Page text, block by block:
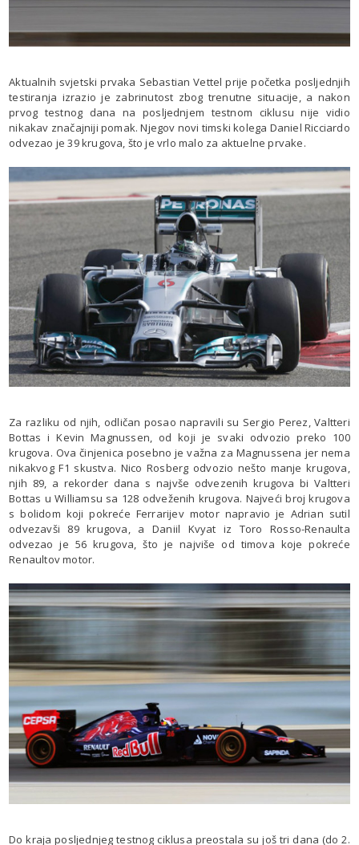
Aktualnih svjetski prvaka Sebastian Vettel prije početka posljednjih
testiranja izrazio je zabrinutost zbog trenutne situacije, a nakon
prvog testnog dana na posljednjem testnom ciklusu nije vidio
nikakav značajniji pomak. Njegov novi timski kolega Daniel Ricciardo
odvezao je 39 krugova, što je vrlo malo za aktuelne prvake.
Za razliku od njih, odličan posao napravili su Sergio Perez, Valtteri
Bottas i Kevin Magnussen, od koji je svaki odvozio preko 100
krugova. Ova činjenica posebno je važna za Magnussena jer nema
nikakvog F1 skustva. Nico Rosberg odvozio nešto manje krugova,
njih 89, a rekorder dana s najvše odvezenih krugova bi Valtteri
Bottas u Williamsu sa 128 odveženih krugova. Najveći broj krugova
s bolidom koji pokreće Ferrarijev motor napravio je Adrian sutil
odvezavši 89 krugova, a Daniil Kvyat iz Toro Rosso-Renaulta
odvezao je 56 krugova, što je najviše od timova koje pokreće
Renaultov motor.
Do kraja posljednjeg testnog ciklusa preostala su još tri dana (do 2.